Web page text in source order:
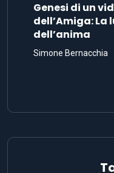
Genesi di un
dell’Amiga: La
dell’anima
Simone Bernacchia